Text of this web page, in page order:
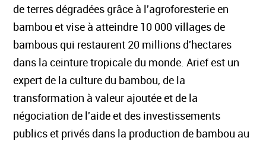
de terres dégradées grâce à l'agroforesterie en
bambou et vise à atteindre 10 000 villages de
bambous qui restaurent 20 millions d'hectares
dans la ceinture tropicale du monde. Arief est un
expert de la culture du bambou, de la
transformation à valeur ajoutée et de la
négociation de l'aide et des investissements
publics et privés dans la production de bambou au